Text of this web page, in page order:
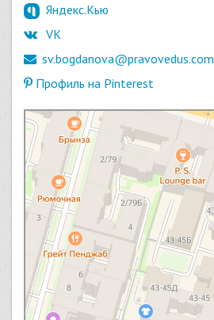
Яндекс.Кью
VK
sv.bogdanova@pravovedus.com
Профиль на Pinterest
Санкт‑Петербург
Лиговский проспект, 43-45 — Яндекс.Карты